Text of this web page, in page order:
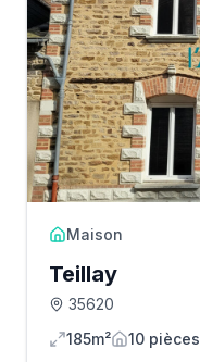
Maison
Teillay
35620
185m²
10 pièces